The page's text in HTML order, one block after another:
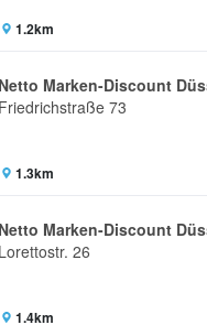
1.2km
Netto Marken-Discount
Friedrichstraße 73
1.3km
Netto Marken-Discount
Lorettostr. 26
1.4km